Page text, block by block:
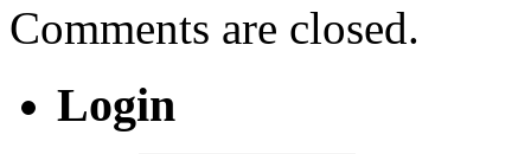
Comments are closed.
Login